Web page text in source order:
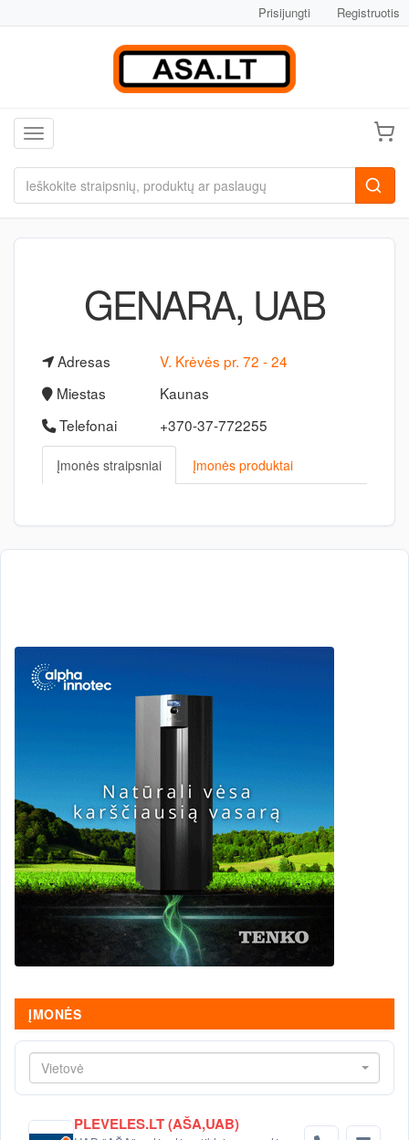
Prisijungti Registruotis
Toggle navigation
GENARA, UAB
Adresas
V. Krėvės pr. 72 - 24
Miestas
Kaunas
Telefonai
+370-37-772255
Įmonės straipsniai Įmonės produktai
ĮMONĖS
Vietovė
PLEVELES.LT (AŠA,UAB)